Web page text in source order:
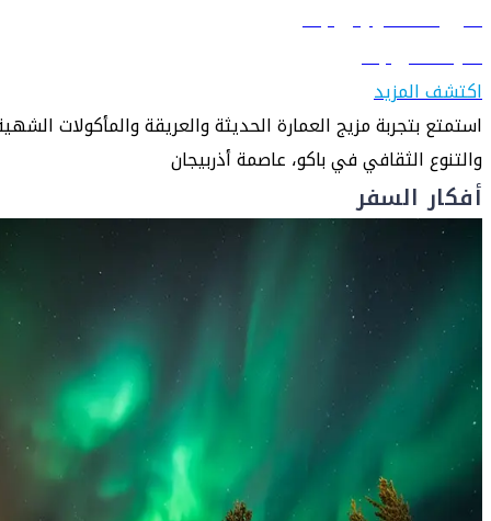
دليل السفر إلى باكو
تعرّف على باكو
اكتشف المزيد
استمتع بتجربة مزيج العمارة الحديثة والعريقة والمأكولات
والتنوع الثقافي في باكو، عاصمة أذربيجان
أفكار السفر